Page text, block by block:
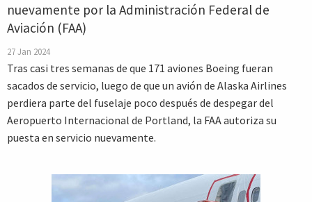
nuevamente por la Administración Federal de
Aviación (FAA)
27 Jan 2024
Tras casi tres semanas de que 171 aviones Boeing fueran
sacados de servicio, luego de que un avión de Alaska Airlines
perdiera parte del fuselaje poco después de despegar del
Aeropuerto Internacional de Portland, la FAA autoriza su
puesta en servicio nuevamente.